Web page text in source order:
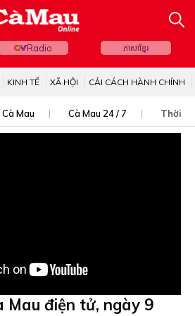
Radio ភាសាខ្មែរ
KINH TẾ XÃ HỘI CẢI CÁCH HÀNH CHÍNH
Mau Cà Mau 24 / 7 Thời sự
Mau điện tử, ngày 9